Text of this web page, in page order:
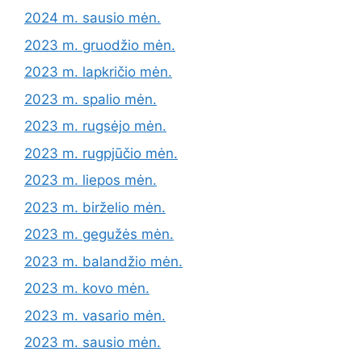
2024 m. sausio mėn.
2023 m. gruodžio mėn.
2023 m. lapkričio mėn.
2023 m. spalio mėn.
2023 m. rugsėjo mėn.
2023 m. rugpjūčio mėn.
2023 m. liepos mėn.
2023 m. birželio mėn.
2023 m. gegužės mėn.
2023 m. balandžio mėn.
2023 m. kovo mėn.
2023 m. vasario mėn.
2023 m. sausio mėn.